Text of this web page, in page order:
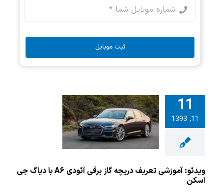
11
11, 1393
آموزشی
دریچه گاز
جی اسکن
ویدئو: آموزشی تعریف دریچه گاز برقی آئودی A۶ با دیاگ جی
اسکن
ثبت موبایل